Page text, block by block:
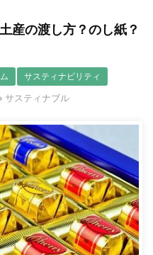
産の渡し方？のし紙？
サスティナビリティ
サスティナブル